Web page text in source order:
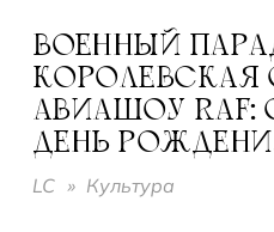
ВОЕННЫЙ ПАРАД,
КОРОЛЕВСКАЯ
АВИАШОУ
ДЕНЬ
LC » Культура